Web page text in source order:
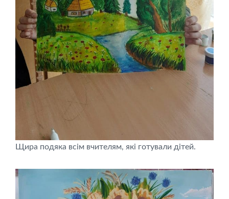
Щира подяка всім вчителям, які готували дітей.